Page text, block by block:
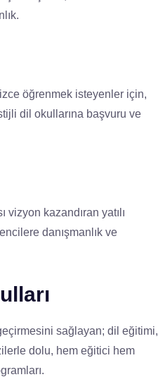
öğrenmek isteyenler için,
dil okullarına başvuru ve
kazandıran yatılı
danışmanlık ve
sağlayan; dil eğitimi,
dolu, hem eğitici hem